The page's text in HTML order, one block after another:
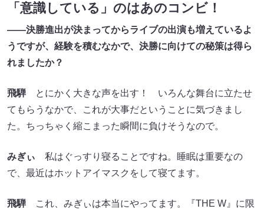
「意識している」のはあのコンビ！
――決勝進出が決まってからライブの出演も増えているよ
うですが、経験を積むなかで、決勝に向けての秘策は得ら
れましたか？
飛騨 とにかく大きな声を出す！ いろんな舞台に立たせ
てもらうなかで、これが大事だということに気づきまし
た。ちっちゃく縮こまった瞬間に負けそうなので。
みぎぃ 私はぐっすり寝ることですね。睡眠は重要なの
で、最近はホットアイマスクをして寝てます。
飛騨 これ、みぎぃは本当にやってます。『THE W』に限